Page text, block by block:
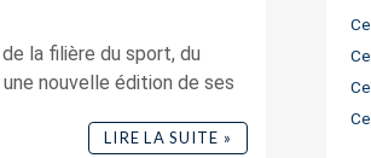
la filière du sport, du
nouvelle édition de ses
LIRE LA SUITE »